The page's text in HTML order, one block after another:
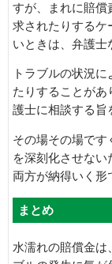
すが、まれに賠償
求されたりするケ
いときは、弁護士
トラブルの状況
たりすることがあ
護士に相談する旨
その場その場です
を深刻化させな
両方が納得いく形
まとめ
水濡れの賠償金は